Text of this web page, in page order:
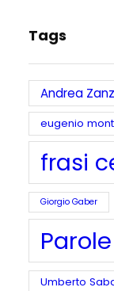
Tags
Andrea
eugenio
frasi
Giorgio Gaber
Parole
Umberto